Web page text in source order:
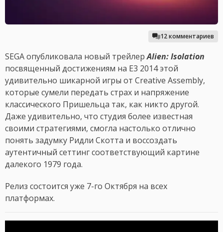
12 комментариев
SEGA опубликовала новый трейлерAlien: Isolation
посвященный достижениям на E3 2014 этой
удивительно шикарной игры от Creative Assembly,
которые сумели передать страх и напряжение
классического Пришельца так, как никто другой.
Даже удивительно, что студия более известная
своими стратегиями, смогла настолько отлично
понять задумку Ридли Скотта и воссоздать
аутентичный сеттинг соответствующий картине
далекого 1979 года.
Релиз состоится уже 7-го Октября на всех
платформах.